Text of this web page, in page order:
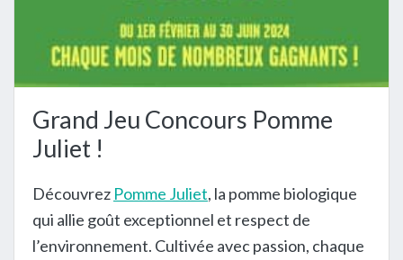
Grand Jeu Concours Pomme
Juliet !
Découvrez Pomme Juliet, la pomme biologique
qui allie goût exceptionnel et respect de
l’environnement. Cultivée avec passion, chaque